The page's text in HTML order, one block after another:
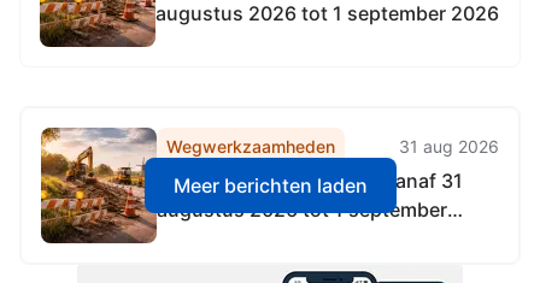
augustus 2026 tot 1 september 2026
Wegwerkzaamheden 31 aug 2026
Wegonderhoud gepland vanaf 31
augustus 2026 tot 1 september
Meer berichten laden